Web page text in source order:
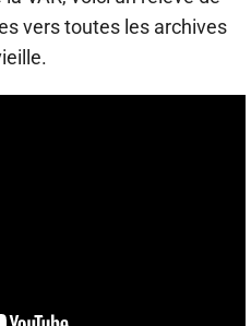
vers toutes les archives